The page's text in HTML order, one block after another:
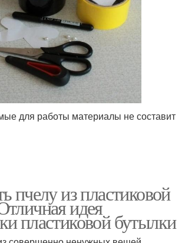
для работы материалы не составит
пчелу из пластиковой
идея
пластиковой бутылки